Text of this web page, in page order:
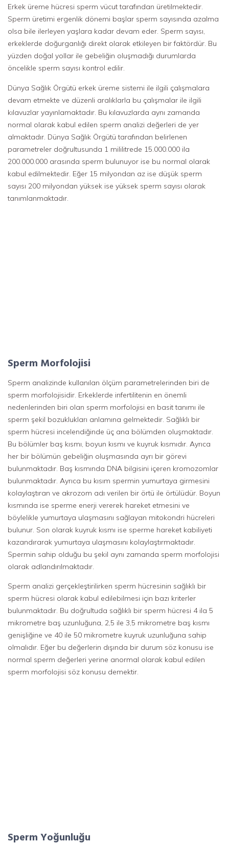
Erkek üreme hücresi sperm vücut tarafından üretilmektedir.
Sperm üretimi ergenlik dönemi başlar sperm sayısında azalma
olsa bile ilerleyen yaşlara kadar devam eder. Sperm sayısı,
erkeklerde doğurganlığı direkt olarak etkileyen bir faktördür. Bu
yüzden doğal yollar ile gebeliğin oluşmadığı durumlarda
öncelikle sperm sayısı kontrol edilir.
Dünya Sağlık Örgütü erkek üreme sistemi ile ilgili çalışmalara
devam etmekte ve düzenli aralıklarla bu çalışmalar ile ilgili
kılavuzlar yayınlamaktadır. Bu kılavuzlarda aynı zamanda
normal olarak kabul edilen sperm analizi değerleri de yer
almaktadır. Dünya Sağlık Örgütü tarafından belirlenen
parametreler doğrultusunda 1 mililitrede 15.000.000 ila
200.000.000 arasında sperm bulunuyor ise bu normal olarak
kabul edilmektedir. Eğer 15 milyondan az ise düşük sperm
sayısı 200 milyondan yüksek ise yüksek sperm sayısı olarak
tanımlanmaktadır.
Sperm Morfolojisi
Sperm analizinde kullanılan ölçüm parametrelerinden biri de
sperm morfolojisidir. Erkeklerde infertilitenin en önemli
nedenlerinden biri olan sperm morfolojisi en basit tanımı ile
sperm şekil bozuklukları anlamına gelmektedir. Sağlıklı bir
sperm hücresi incelendiğinde üç ana bölümden oluşmaktadır.
Bu bölümler baş kısmı, boyun kısmı ve kuyruk kısmıdır. Ayrıca
her bir bölümün gebeliğin oluşmasında ayrı bir görevi
bulunmaktadır. Baş kısmında DNA bilgisini içeren kromozomlar
bulunmaktadır. Ayrıca bu kısım spermin yumurtaya girmesini
kolaylaştıran ve akrozom adı verilen bir örtü ile örtülüdür. Boyun
kısmında ise sperme enerji vererek hareket etmesini ve
böylelikle yumurtaya ulaşmasını sağlayan mitokondri hücreleri
bulunur. Son olarak kuyruk kısmı ise sperme hareket kabiliyeti
kazandırarak yumurtaya ulaşmasını kolaylaştırmaktadır.
Spermin sahip olduğu bu şekil aynı zamanda sperm morfolojisi
olarak adlandırılmaktadır.
Sperm analizi gerçekleştirilirken sperm hücresinin sağlıklı bir
sperm hücresi olarak kabul edilebilmesi için bazı kriterler
bulunmaktadır. Bu doğrultuda sağlıklı bir sperm hücresi 4 ila 5
mikrometre baş uzunluğuna, 2,5 ile 3,5 mikrometre baş kısmı
genişliğine ve 40 ile 50 mikrometre kuyruk uzunluğuna sahip
olmalıdır. Eğer bu değerlerin dışında bir durum söz konusu ise
normal sperm değerleri yerine anormal olarak kabul edilen
sperm morfolojisi söz konusu demektir.
Sperm Yoğunluğu